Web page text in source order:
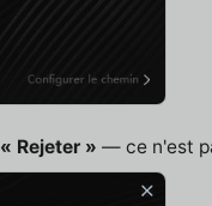
« Rejeter » — ce n'est